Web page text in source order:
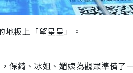
地板上「望星星」。
保錡、冰姐、媚姨為觀眾準備